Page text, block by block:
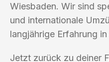
Wiesbaden. Wir sind
und internationale
langjährige Erfahrung
Jetzt zurück zu deiner